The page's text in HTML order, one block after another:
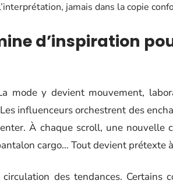
jamais dans la copie
d’inspiration
mode y devient mouvement,
influenceurs orchestrent des
À chaque scroll, une nouvelle
cargo… Tout devient prétexte
des tendances. Certains